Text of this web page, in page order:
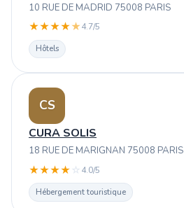
10 RUE DE MADRID 75008 PARIS
★★★★★4.7/5
Hôtels
CS
CURA SOLIS
18 RUE DE MARIGNAN 75008 PARIS
★★★★ ☆ 4.0/5
Hébergement touristique